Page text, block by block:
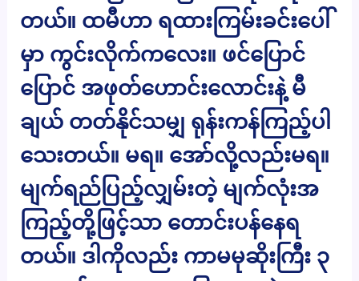
တယ်။ ထမီဟာ ရထားကြမ်းခင်းပေါ်
မှာ ကွင်းလိုက်ကလေး။ ဖင်ပြောင်
ပြောင် အဖုတ်ဟောင်းလောင်းနဲ့ မီ
ချယ် တတ်နိုင်သမျှ ရုန်းကန်ကြည့်ပါ
သေးတယ်။ မရ။ အော်လို့လည်းမရ။
မျက်ရည်ပြည့်လျှမ်းတဲ့ မျက်လုံးအ
ကြည့်တို့ဖြင့်သာ တောင်းပန်နေရ
တယ်။ ဒါကိုလည်း ကာမမုဆိုးကြီး ၃